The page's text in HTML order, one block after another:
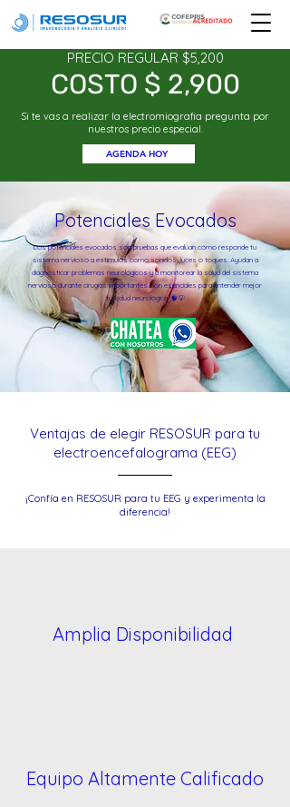
PRECIO REGULAR $5,200
COSTO $ 2,900
Si te vas a realizar la electromiografia pregunta por
nuestros precio especial.
AGENDA HOY
Potenciales Evocados
Los potenciales evocados son pruebas que evalúan cómo responde tu
sistema nervioso a estímulos como sonidos, luces o toques. Ayudan a
diagnosticar problemas neurológicos y a monitorear la salud del sistema
nervioso durante cirugías importantes. Son esenciales para entender mejor
tu salud neurológica. 🧠💡
Ventajas de elegir RESOSUR para tu
electroencefalograma (EEG)
¡Confía en RESOSUR para tu EEG y experimenta la
diferencia!
Amplia Disponibilidad
Equipo Altamente Calificado